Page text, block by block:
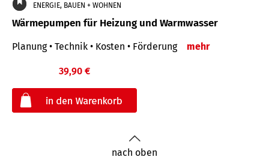
ENERGIE, BAUEN + WOHNEN
Wärmepumpen für Heizung und Warmwasser
Planung • Technik • Kosten • Förderung mehr
39,90 €
nach oben